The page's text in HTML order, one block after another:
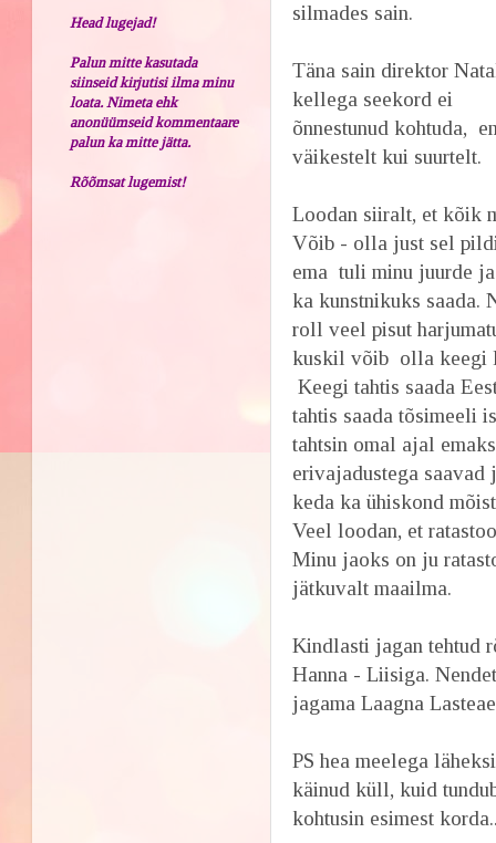
silmades sain.
Täna sain direktor
kellega seekord ei
õnnestunud kohtuda,
väikestelt kui suurtelt.
Loodan siiralt, et kõik
Võib - olla just sel
ema tuli minu juurde
ka kunstnikuks saada.
roll veel pisut
kuskil võib olla keegi
Keegi tahtis saada
tahtis saada tõsimeeli
tahtsin omal ajal
erivajadustega saavad
keda ka ühiskond
Veel loodan, et
Minu jaoks on ju
jätkuvalt maailma.
Kindlasti jagan tehtud
Hanna - Liisiga.
jagama Laagna
PS hea meelega
käinud küll, kuid
kohtusin esimest
Head lugejad!
Palun mitte kasutada
siinseid kirjutisi ilma minu
loata. Nimeta ehk
anonüümseid kommentaare
palun ka mitte jätta.
Rõõmsat lugemist!